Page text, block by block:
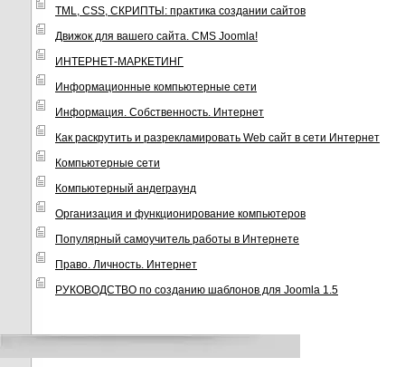
TML, CSS, СКРИПТЫ: практика создании сайтов
Движок для вашего сайта. CMS Joomla!
ИНТЕРНЕТ-МАРКЕТИНГ
Информационные компьютерные сети
Информация. Собственность. Интернет
Как раскрутить и разрекламировать Web сайт в сети Интернет
Компьютерные сети
Компьютерный андеграунд
Организация и функционирование компьютеров
Популярный самоучитель работы в Интернете
Право. Личность. Интернет
РУКОВОДСТВО по созданию шаблонов для Joomla 1.5